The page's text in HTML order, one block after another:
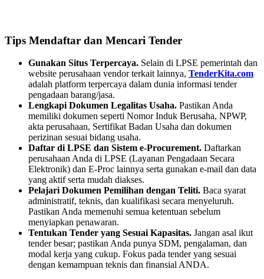
Tips Mendaftar dan Mencari Tender
Gunakan Situs Terpercaya. Selain di LPSE pemerintah dan
website perusahaan vendor terkait lainnya, TenderKita.com
adalah platform terpercaya dalam dunia informasi tender
pengadaan barang/jasa.
Lengkapi Dokumen Legalitas Usaha. Pastikan Anda
memiliki dokumen seperti Nomor Induk Berusaha, NPWP,
akta perusahaan, Sertifikat Badan Usaha dan dokumen
perizinan sesuai bidang usaha.
Daftar di LPSE dan Sistem e-Procurement. Daftarkan
perusahaan Anda di LPSE (Layanan Pengadaan Secara
Elektronik) dan E-Proc lainnya serta gunakan e-mail dan data
yang aktif serta mudah diakses.
Pelajari Dokumen Pemilihan dengan Teliti. Baca syarat
administratif, teknis, dan kualifikasi secara menyeluruh.
Pastikan Anda memenuhi semua ketentuan sebelum
menyiapkan penawaran.
Tentukan Tender yang Sesuai Kapasitas. Jangan asal ikut
tender besar; pastikan Anda punya SDM, pengalaman, dan
modal kerja yang cukup. Fokus pada tender yang sesuai
dengan kemampuan teknis dan finansial ANDA.